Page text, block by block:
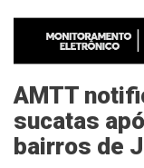
AMTT
sucatas
bairros de